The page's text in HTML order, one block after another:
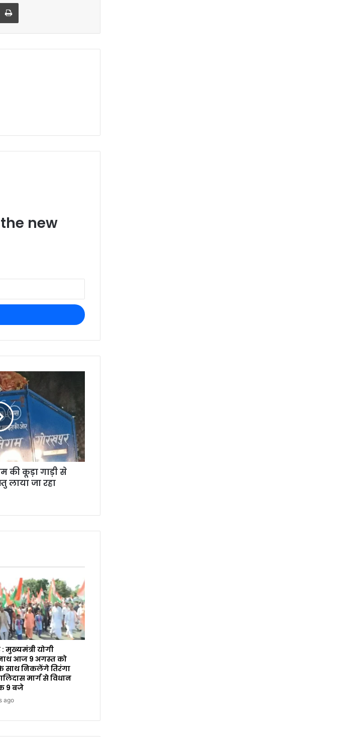
new
की कूड़ा गाड़ी से
लाया जा रहा
योगी
आज 9 अगस्त को
साथ निकलेंगे तिरंगा
मार्ग से विधान
9 बजे
ago